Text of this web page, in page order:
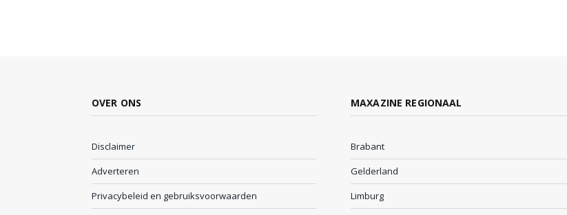
OVER ONS
Disclaimer
Adverteren
Privacybeleid en gebruiksvoorwaarden
MAXAZINE REGIONAAL
Brabant
Gelderland
Limburg